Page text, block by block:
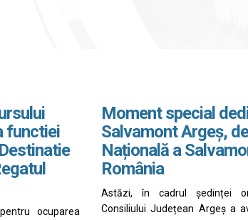
functiei
ocuparea
Moment special
Salvamont Argeș,
Națională a
România
Astăzi, în cadrul ședinței
Consiliului Județean Argeș a